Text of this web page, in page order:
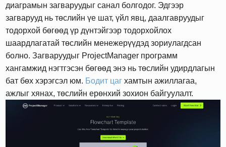
диаграмын загваруудыг санал болгодог. Эдгээр
загварууд нь төслийн үе шат, үйл явц, даалгавруудыг
тодорхой бөгөөд үр дүнтэйгээр тодорхойлох
шаардлагатай төслийн менежерүүдэд зориулагдсан
болно. Загваруудыг ProjectManager программ
хангамжид нэгтгэсэн бөгөөд энэ нь төслийн удирдлагын
бат бөх хэрэгсэл юм. Бодит цаг хамтын ажиллагаа,
ажлыг хянах, төслийн ерөнхий зохион байгуулалт.